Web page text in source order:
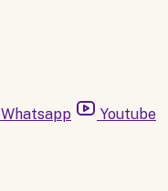
Whatsapp Youtube